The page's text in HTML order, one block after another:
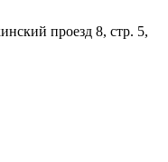
проезд 8, стр. 5,